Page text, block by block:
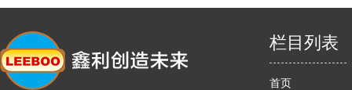
栏目列表
首页